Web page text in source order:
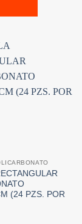
(24 PZS. POR